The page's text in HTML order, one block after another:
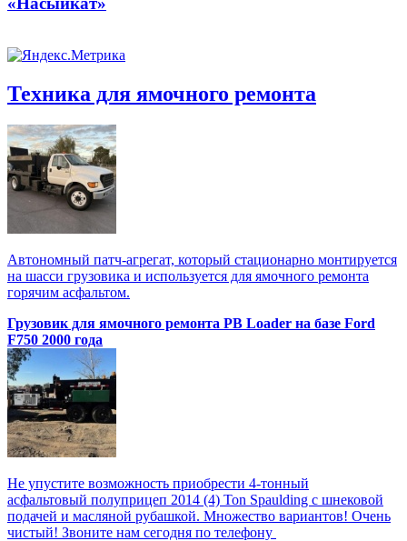
Техника для ямочного ремонта
Автономный патч-агрегат, который стационарно монтируется
на шасси грузовика и используется для ямочного ремонта
горячим асфальтом.
Грузовик для ямочного ремонта PB Loader на базе Ford
F750 2000 года
Не упустите возможность приобрести 4-тонный
асфальтовый полуприцеп 2014 (4) Ton Spaulding с шнековой
подачей и масляной рубашкой. Множество вариантов! Очень
чистый! Звоните нам сегодня по телефону